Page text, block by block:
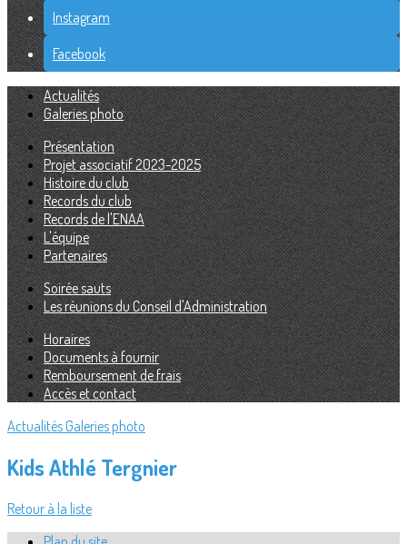
Instagram
Facebook
Actualités
Galeries photo
Présentation
Projet associatif 2023-2025
Histoire du club
Records du club
Records de l'ENAA
L'équipe
Partenaires
Soirée sauts
Les réunions du Conseil d'Administration
Horaires
Documents à fournir
Remboursement de frais
Accès et contact
Actualités Galeries photo
Kids Athlé Tergnier
Retour à la liste